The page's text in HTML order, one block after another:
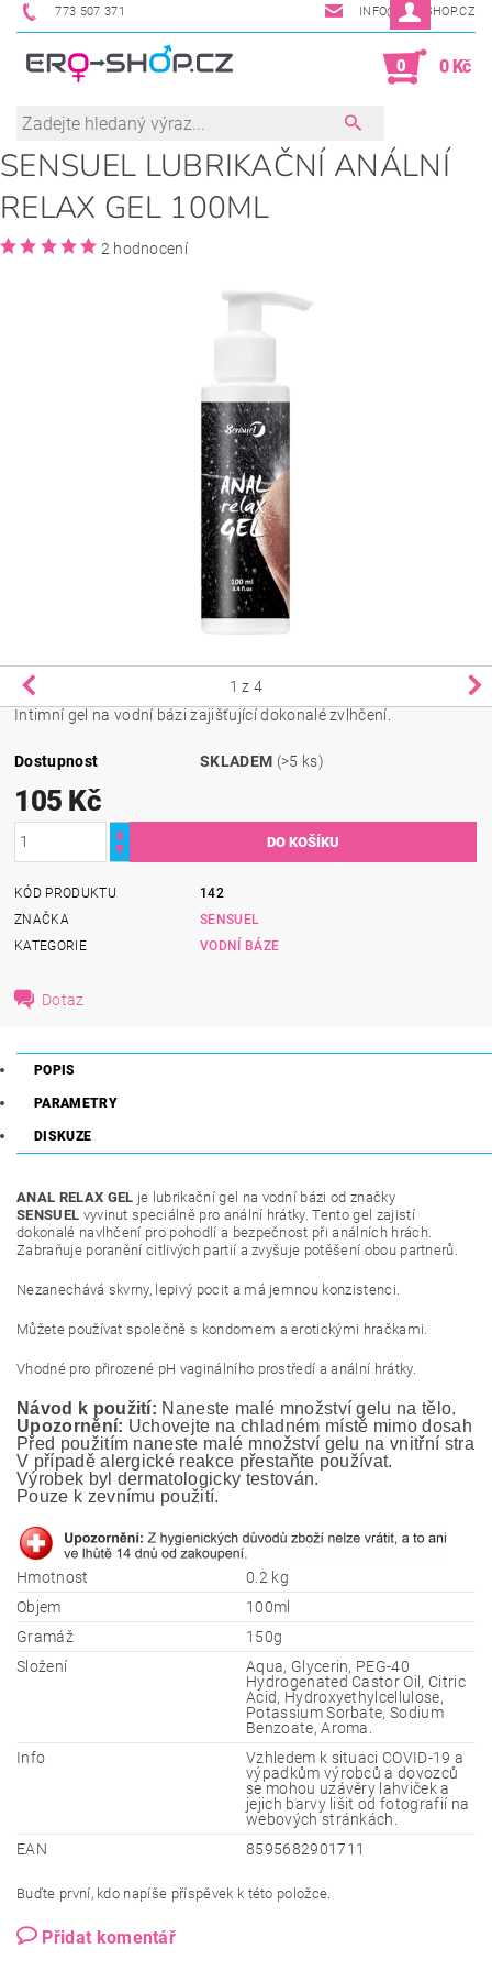
773 507 371 INFO@ERO-SHOP.CZ
0 0 Kč
SENSUEL LUBRIKAČNÍ ANÁLNÍ
RELAX GEL 100ML
2 hodnocení
1 z 4
Intimní gel na vodní bázi zajišťující dokonalé zvlhčení.
Dostupnost SKLADEM (>5 ks)
105 Kč
KÓD PRODUKTU
142
ZNAČKA
SENSUEL
KATEGORIE
VODNÍ BÁZE
Dotaz
POPIS
PARAMETRY
DISKUZE
ANAL RELAX GEL je lubrikační gel na vodní bázi od značky
SENSUEL vyvinut speciálně pro anální hrátky. Tento gel zajistí
dokonalé navlhčení pro pohodlí a bezpečnost při análních hrách.
Zabraňuje poranění citlivých partií a zvyšuje potěšení obou partnerů.
Nezanechává skvrny, lepivý pocit a má jemnou konzistenci.
Můžete používat společně s kondomem a erotickými hračkami.
Vhodné pro přirozené pH vaginálního prostředí a anální hrátky.
Návod k použití: Naneste malé množství gelu na tělo.
Upozornění: Uchovejte na chladném místě mimo dosah
Před použitím naneste malé množství gelu na vnitřní
V případě alergické reakce přestaňte používat.
Výrobek byl dermatologicky testován.
Pouze k zevnímu použití.
Hmotnost
0.2 kg
Objem
100ml
Gramáž
150g
Složení
Aqua, Glycerin, PEG-40
Hydrogenated Castor Oil, Citric
Acid, Hydroxyethylcellulose,
Potassium Sorbate, Sodium
Benzoate, Aroma.
Info
Vzhledem k situaci COVID-19 a
výpadkům výrobců a dovozců
se mohou uzávěry lahviček a
jejich barvy lišit od fotografií na
webových stránkách.
EAN
8595682901711
Buďte první, kdo napíše příspěvek k této položce.
Přidat komentář